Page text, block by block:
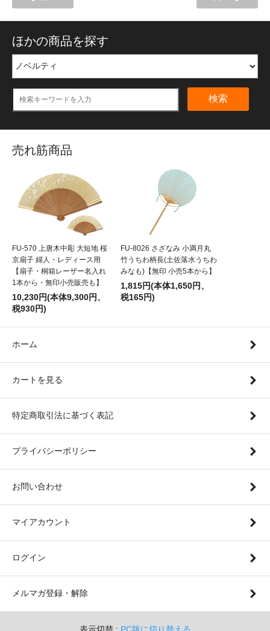
ほかの商品を探す
検索
売れ筋商品
FU-570 上唐木中彫 大短地 桜
京扇子 婦人・レディース用
【扇子・桐箱レーザー名入れ
1本から・無印小売販売も】
10,230円(本体9,300円、
税930円)
FU-8026 さざなみ 小満月丸
竹うちわ柄長(土佐落水うちわ
みなも)【無印 小売5本から】
1,815円(本体1,650円、
税165円)
ホーム
カートを見る
特定商取引法に基づく表記
プライバシーポリシー
お問い合わせ
マイアカウント
ログイン
メルマガ登録・解除